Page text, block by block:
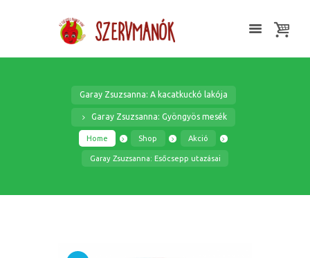
Garay Zsuzsanna: A kacatkuckó lakója
Garay Zsuzsanna: Gyöngyös mesék
Home Shop Akció
Garay Zsuzsanna: Esőcsepp utazásai